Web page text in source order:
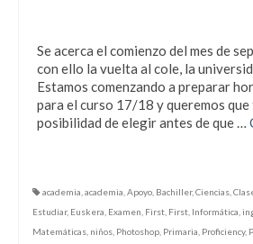
Se acerca el comienzo del mes de
con ello la vuelta al cole, la
Estamos comenzando a preparar
para el curso 17/18 y queremos
posibilidad de elegir antes de que …
academia academia Apoyo Bachiller, Ciencias
Estudiar, Euskera Examen First First Informática
Matemáticas niños Photoshop Primaria Proficiency,